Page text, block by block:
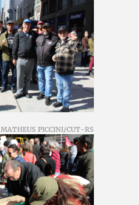
MATHEUS PICCINI/CUT-RS